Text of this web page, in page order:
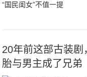
20年前这部古装
胎与男主成了兄弟